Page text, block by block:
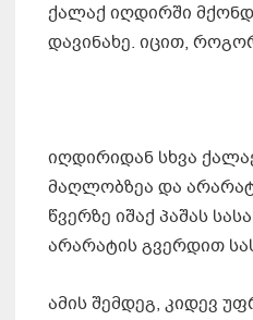
ქალაქ იღდირში
დავინახე. იცით,
იღდირიდან სხვა
მაღლობზეა და
წვერზე იშაქ პაშას
არარატის გვერდით
ამის შემდეგ, კიდევ